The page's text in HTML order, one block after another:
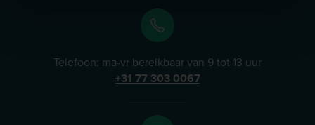
Telefoon: ma-vr bereikbaar van 9 tot 13 uur
+31 77 303 0067